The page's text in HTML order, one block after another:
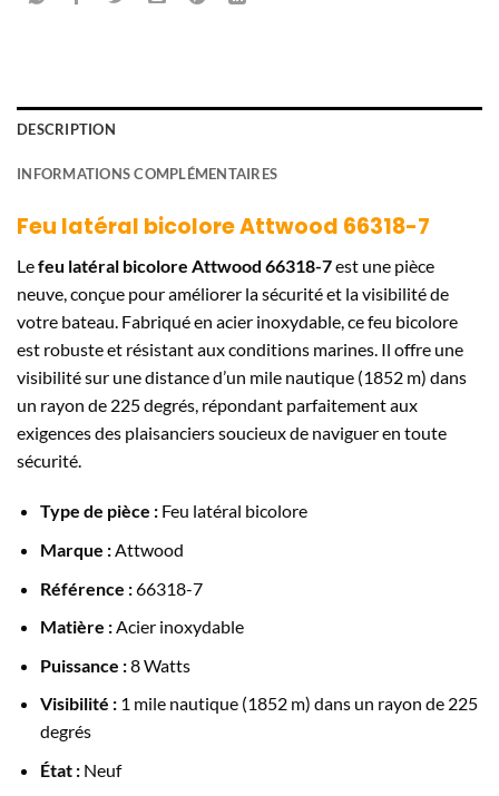
DESCRIPTION
INFORMATIONS COMPLÉMENTAIRES
Feu latéral bicolore Attwood 66318-7
Lefeu latéral bicolore Attwood 66318-7est une pièce
neuve, conçue pour améliorer la sécurité et la visibilité de
votre bateau. Fabriqué en acier inoxydable, ce feu bicolore
est robuste et résistant aux conditions marines. Il offre une
visibilité sur une distance d’un mile nautique (1852 m) dans
un rayon de 225 degrés, répondant parfaitement aux
exigences des plaisanciers soucieux de naviguer en toute
sécurité.
Type de pièce :Feu latéral bicolore
Marque :Attwood
Référence :66318-7
Matière :Acier inoxydable
Puissance :8 Watts
Visibilité :1 mile nautique (1852 m) dans un rayon de 225
degrés
État :Neuf